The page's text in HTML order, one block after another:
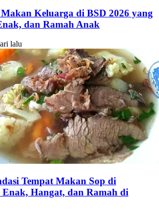
Makan Keluarga di BSD 2026 yang
dan Ramah Anak
lalu
Tempat Makan Sop di
Enak, Hangat, dan Ramah di